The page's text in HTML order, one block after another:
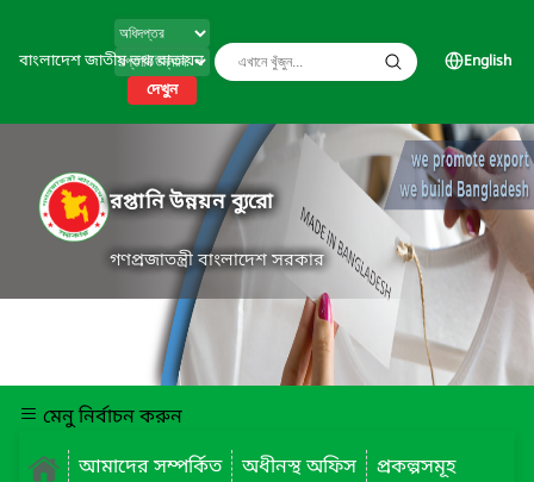
বাংলাদেশ জাতীয় তথ্য বাতায়ন
দেখুন
English
রপ্তানি উন্নয়ন ব্যুরো
গণপ্রজাতন্ত্রী বাংলাদেশ সরকার
মেনু নির্বাচন করুন
আমাদের সম্পর্কিত
অধীনস্থ অফিস
প্রকল্পসমূহ